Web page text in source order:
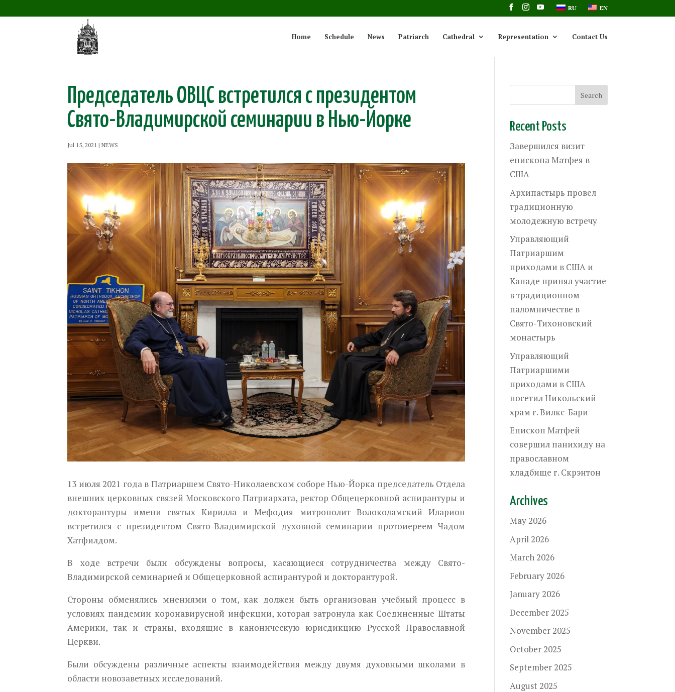
RU EN
Home Schedule News Patriarch Cathedral Representation Contact Us
Председатель ОВЦС встретился с президентом
Свято-Владимирской семинарии в Нью-Йорке
Jul 15, 2021 |NEWS
13 июля 2021 года в Патриаршем Свято-Николаевском соборе Нью-Йорка председатель Отдела
внешних церковных связей Московского Патриархата, ректор Общецерковной аспирантуры и
докторантуры имени святых Кирилла и Мефодия митрополит Волоколамский Иларион
встретился с президентом Свято-Владимирской духовной семинарии протоиереем Чадом
Хатфилдом.
В ходе встречи были обсуждены вопросы, касающиеся сотрудничества между Свято-
Владимирской семинарией и Общецерковной аспирантурой и докторантурой.
Стороны обменялись мнениями о том, как должен быть организован учебный процесс в
условиях пандемии коронавирусной инфекции, которая затронула как Соединенные Штаты
Америки, так и страны, входящие в каноническую юрисдикцию Русской Православной
Церкви.
Были обсуждены различные аспекты взаимодействия между двумя духовными школами в
области новозаветных исследований.
Recent Posts
Завершился визит
епископа Матфея в
США
Архипастырь провел
традиционную
молодежную встречу
Управляющий
Патриаршим
приходами в США и
Канаде принял участие
в традиционном
паломничестве в
Свято-Тихоновский
монастырь
Управляющий
Патриаршими
приходами в США
посетил Никольский
храм г. Вилкс-Бари
Епископ Матфей
совершил панихиду на
православном
кладбище г. Скрэнтон
Archives
May 2026
April 2026
March 2026
February 2026
January 2026
December 2025
November 2025
October 2025
September 2025
August 2025